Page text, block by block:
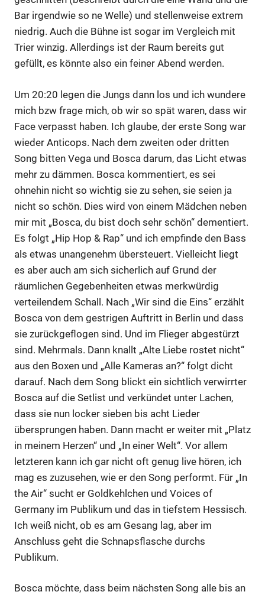
Bar irgendwie so ne Welle) und stellenweise extrem
niedrig. Auch die Bühne ist sogar im Vergleich mit
Trier winzig. Allerdings ist der Raum bereits gut
gefüllt, es könnte also ein feiner Abend werden.
Um 20:20 legen die Jungs dann los und ich wundere
mich bzw frage mich, ob wir so spät waren, dass wir
Face verpasst haben. Ich glaube, der erste Song war
wieder Anticops. Nach dem zweiten oder dritten
Song bitten Vega und Bosca darum, das Licht etwas
mehr zu dämmen. Bosca kommentiert, es sei
ohnehin nicht so wichtig sie zu sehen, sie seien ja
nicht so schön. Dies wird von einem Mädchen neben
mir mit „Bosca, du bist doch sehr schön“ dementiert.
Es folgt „Hip Hop & Rap“ und ich empfinde den Bass
als etwas unangenehm übersteuert. Vielleicht liegt
es aber auch am sich sicherlich auf Grund der
räumlichen Gegebenheiten etwas merkwürdig
verteilendem Schall. Nach „Wir sind die Eins“ erzählt
Bosca von dem gestrigen Auftritt in Berlin und dass
sie zurückgeflogen sind. Und im Flieger abgestürzt
sind. Mehrmals. Dann knallt „Alte Liebe rostet nicht“
aus den Boxen und „Alle Kameras an?“ folgt dicht
darauf. Nach dem Song blickt ein sichtlich verwirrter
Bosca auf die Setlist und verkündet unter Lachen,
dass sie nun locker sieben bis acht Lieder
übersprungen haben. Dann macht er weiter mit „Platz
in meinem Herzen“ und „In einer Welt“. Vor allem
letzteren kann ich gar nicht oft genug live hören, ich
mag es zuzusehen, wie er den Song performt. Für „In
the Air“ sucht er Goldkehlchen und Voices of
Germany im Publikum und das in tiefstem Hessisch.
Ich weiß nicht, ob es am Gesang lag, aber im
Anschluss geht die Schnapsflasche durchs
Publikum.
Bosca möchte, dass beim nächsten Song alle bis an